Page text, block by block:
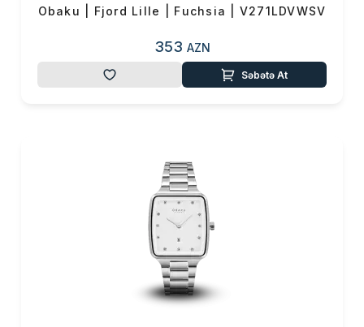
Obaku | Fjord Lille | Fuchsia | V271LDVWSV
353 AZN
Səbətə At